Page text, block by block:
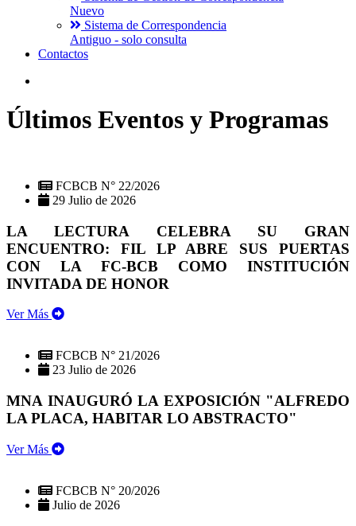
Nuevo
Sistema de Correspondencia
Antiguo - solo consulta
Contactos
Últimos Eventos y Programas
FCBCB N° 22/2026
29 Julio de 2026
LA LECTURA CELEBRA SU GRAN
ENCUENTRO: FIL LP ABRE SUS PUERTAS
CON LA FC-BCB COMO INSTITUCIÓN
INVITADA DE HONOR
Ver Más
FCBCB N° 21/2026
23 Julio de 2026
MNA INAUGURÓ LA EXPOSICIÓN "ALFREDO
LA PLACA, HABITAR LO ABSTRACTO"
Ver Más
FCBCB N° 20/2026
Julio de 2026